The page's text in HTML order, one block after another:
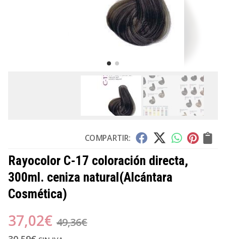
COMPARTIR:
Rayocolor C-17 coloración directa,
300ml. ceniza natural(Alcántara
Cosmética)
37,02€ 49,36€